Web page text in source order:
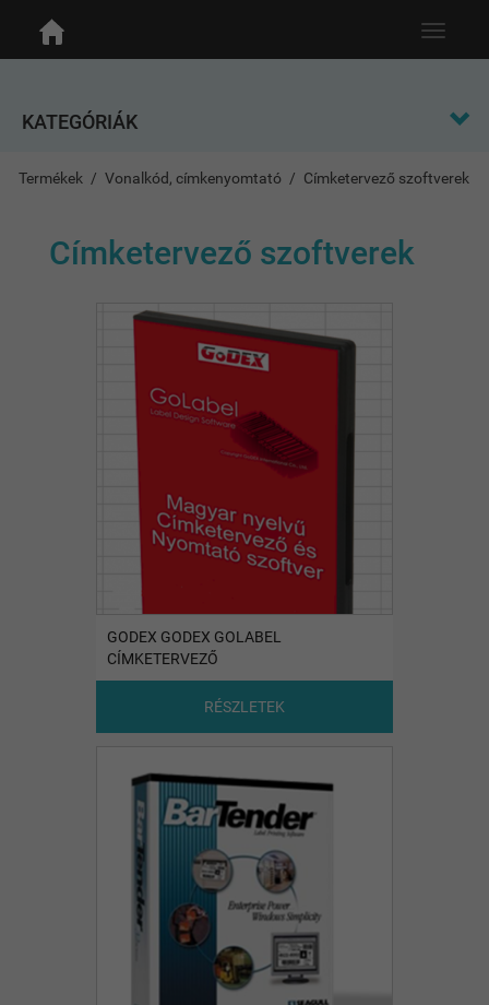
Toggle
KATEGÓRIÁK
Termékek Vonalkód, címkenyomtató Címketervező szoftverek
Címketervező szoftverek
GODEX GODEX GOLABEL
CÍMKETERVEZŐ
RÉSZLETEK